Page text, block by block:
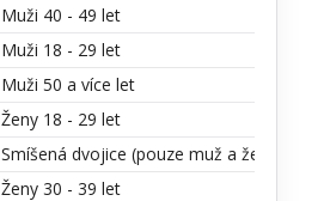
Muži 40 - 49 let
Muži 18 - 29 let
Muži 50 a více let
Ženy 18 - 29 let
Smíšená dvojice (pouze muž a žena)
Ženy 30 - 39 let